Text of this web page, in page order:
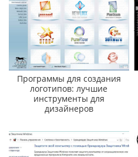
Программы для создания
логотипов: лучшие
инструменты для
дизайнеров